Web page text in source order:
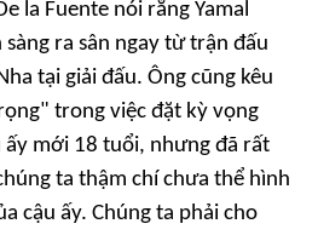
la Fuente nói rằng Yamal
sàng ra sân ngay từ trận đấu
tại giải đấu. Ông cũng kêu
trong việc đặt kỳ vọng
ấy mới 18 tuổi, nhưng đã rất
ta thậm chí chưa thể hình
cậu ấy. Chúng ta phải cho